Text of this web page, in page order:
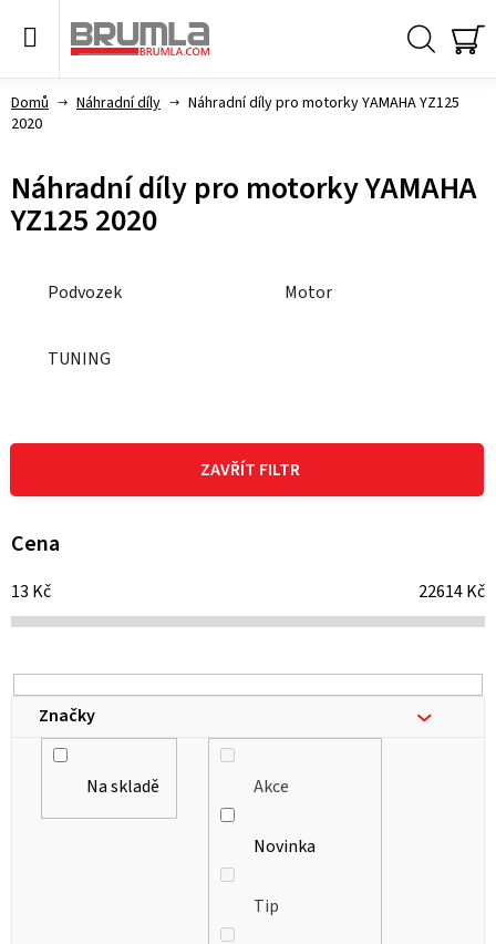
Domů Náhradní díly
Náhradní díly pro motorky YAMAHA YZ125
2020
Náhradní díly pro motorky YAMAHA
YZ125 2020
Podvozek Motor
TUNING
ZAVŘÍT FILTR
Cena
13 Kč 22614Kč
Na skladě Akce
Novinka
Tip
Značky
V
p
i
p
r
o
d